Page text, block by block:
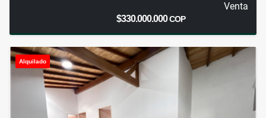
Venta
$330.000.000COP
Alquilado